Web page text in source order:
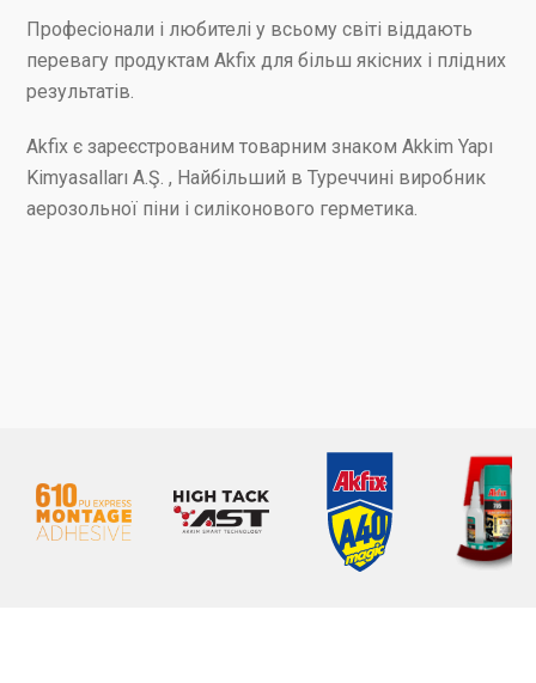
Професіонали і любителі у всьому світі віддають
перевагу продуктам Akfix для більш якісних і плідних
результатів.
Akfix є зареєстрованим товарним знаком Akkim Yapı
Kimyasalları A.Ş. , Найбільший в Туреччині виробник
аерозольної піни і силіконового герметика.